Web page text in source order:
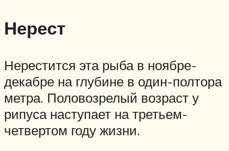
Нерест
Нерестится эта рыба в ноябре-
декабре на глубине в один-полтора
метра. Половозрелый возраст у
рипуса наступает на третьем-
четвертом году жизни.